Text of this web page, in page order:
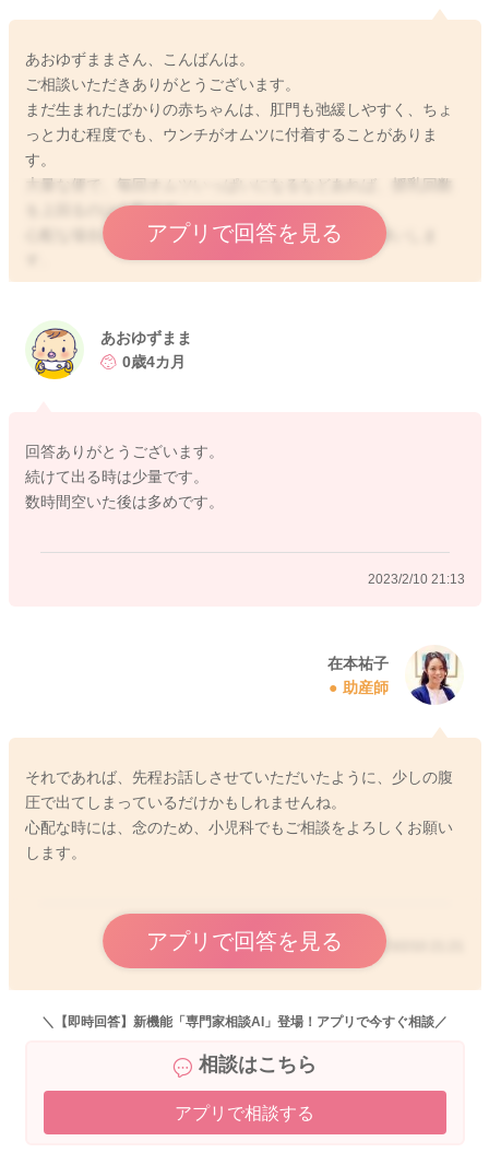
あおゆずままさん、こんばんは。
ご相談いただきありがとうございます。
まだ生まれたばかりの赤ちゃんは、肛門も弛緩しやすく、ちょ
っと力む程度でも、ウンチがオムツに付着することがありま
す。
大量な便で、毎回オムツいっぱいになるなどあれば、授乳回数
を上回るのは心配です。
心配な場合には、小児開始にご相談を、よろしくお願いしま
アプリで回答を見る
あおゆずまま
0歳4カ月
回答ありがとうございます。
続けて出る時は少量です。
数時間空いた後は多めです。
2023/2/10 21:13
在本祐子
助産師
それであれば、先程お話しさせていただいたように、少しの腹
圧で出てしまっているだけかもしれませんね。
心配な時には、念のため、小児科でもご相談をよろしくお願い
します。
アプリで回答を見る 2023/2/10 21:21
＼【即時回答】新機能「専門家相談AI」登場！アプリで今すぐ相談／
相談はこちら
アプリで相談する